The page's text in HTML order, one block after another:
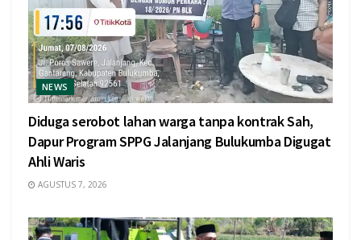
NEWS
Diduga serobot lahan warga tanpa kontrak Sah,
Dapur Program SPPG Jalanjang Bulukumba Digugat
Ahli Waris
AGUSTUS 7, 2026